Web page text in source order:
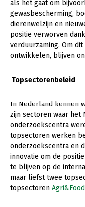
Gezonde dieren
Natuur, klimaat
Bodem en water
Mens,
Internationaal
Sectoren
Biologische
Geitenhouderij
als het gaat om
gewasbescherming,
dierenwelzijn en
positie verworven
verduurzaming. Om
ontwikkelen, blijven
Topsectorenbeleid
In Nederland kennen
zijn sectoren waar het
onderzoekscentra
topsectoren werken
onderzoekscentra en
innovatie om de
te blijven op de
maar liefst twee
topsectoren Agri&Food